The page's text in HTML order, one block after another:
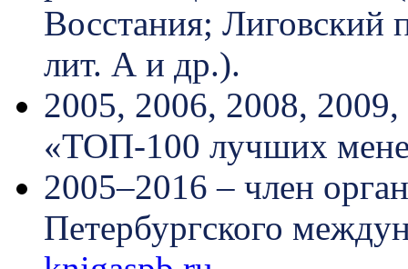
Восстания; Лиговский
лит. А и др.).
2005, 2006, 2008, 2009,
«ТОП-100 лучших
2005–2016 – член
Петербургского